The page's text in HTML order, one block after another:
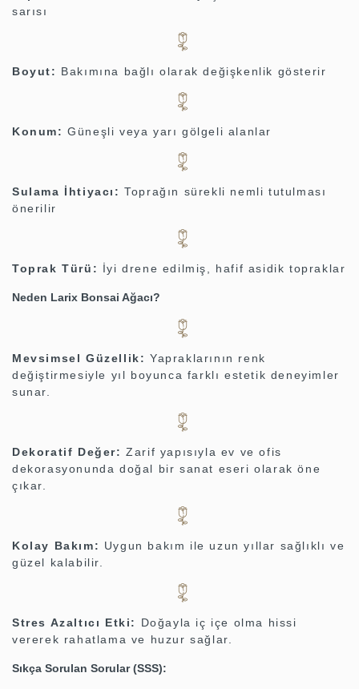
sarısı
Boyut: Bakımına bağlı olarak değişkenlik gösterir
Konum: Güneşli veya yarı gölgeli alanlar
Sulama İhtiyacı: Toprağın sürekli nemli tutulması
önerilir
Toprak Türü: İyi drene edilmiş, hafif asidik topraklar
Neden Larix Bonsai Ağacı?
Mevsimsel Güzellik: Yapraklarının renk
değiştirmesiyle yıl boyunca farklı estetik deneyimler
sunar.
Dekoratif Değer: Zarif yapısıyla ev ve ofis
dekorasyonunda doğal bir sanat eseri olarak öne
çıkar.
Kolay Bakım: Uygun bakım ile uzun yıllar sağlıklı ve
güzel kalabilir.
Stres Azaltıcı Etki:
Doğayla iç içe olma hissi
vererek rahatlama ve huzur sağlar.
Sıkça Sorulan Sorular (SSS):